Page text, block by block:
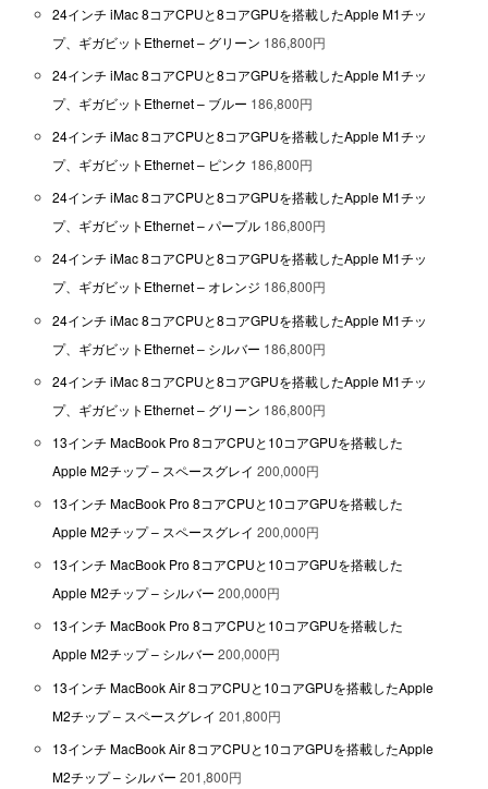
24インチ iMac 8コアCPUと8コアGPUを搭載したApple M1チッ
プ、ギガビットEthernet – グリーン 186,800円
24インチ iMac 8コアCPUと8コアGPUを搭載したApple M1チッ
プ、ギガビットEthernet – ブルー 186,800円
24インチ iMac 8コアCPUと8コアGPUを搭載したApple M1チッ
プ、ギガビットEthernet – ピンク 186,800円
24インチ iMac 8コアCPUと8コアGPUを搭載したApple M1チッ
プ、ギガビットEthernet – パープル 186,800円
24インチ iMac 8コアCPUと8コアGPUを搭載したApple M1チッ
プ、ギガビットEthernet – オレンジ 186,800円
24インチ iMac 8コアCPUと8コアGPUを搭載したApple M1チッ
プ、ギガビットEthernet – シルバー 186,800円
24インチ iMac 8コアCPUと8コアGPUを搭載したApple M1チッ
プ、ギガビットEthernet – グリーン 186,800円
13インチ MacBook Pro 8コアCPUと10コアGPUを搭載した
Apple M2チップ – スペースグレイ 200,000円
13インチ MacBook Pro 8コアCPUと10コアGPUを搭載した
Apple M2チップ – スペースグレイ 200,000円
13インチ MacBook Pro 8コアCPUと10コアGPUを搭載した
Apple M2チップ – シルバー 200,000円
13インチ MacBook Pro 8コアCPUと10コアGPUを搭載した
Apple M2チップ – シルバー 200,000円
13インチ MacBook Air 8コアCPUと10コアGPUを搭載したApple
M2チップ – スペースグレイ 201,800円
13インチ MacBook Air 8コアCPUと10コアGPUを搭載したApple
M2チップ – シルバー 201,800円